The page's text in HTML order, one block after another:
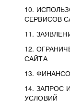
10.
СЕРВИСОВ
11.
12.
САЙТА
13.
14. ЗАПРОС
УСЛОВИЙ